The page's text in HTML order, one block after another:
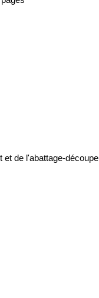
et de l'abattage-découpe